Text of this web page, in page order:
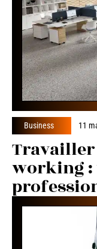
Business 11
Travailler
working :